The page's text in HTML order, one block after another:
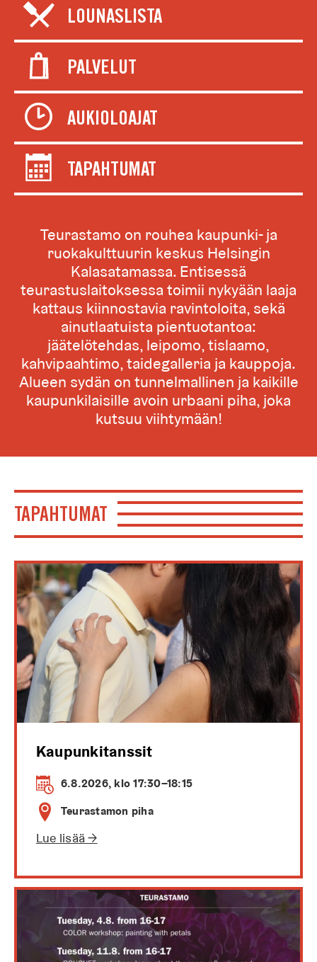
LOUNASLISTA
PALVELUT
AUKIOLOAJAT
TAPAHTUMAT
Teurastamo on rouhea kaupunki- ja
ruokakulttuurin keskus Helsingin
Kalasatamassa. Entisessä
teurastuslaitoksessa toimii nykyään laaja
kattaus kiinnostavia ravintoloita, sekä
ainutlaatuista pientuotantoa:
jäätelötehdas, leipomo, tislaamo,
kahvipaahtimo, taidegalleria ja kauppoja.
Alueen sydän on tunnelmallinen ja kaikille
kaupunkilaisille avoin urbaani piha, joka
kutsuu viihtymään!
TAPAHTUMAT
Kaupunkitanssit
6.8.2026, klo 17:30–18:15
Teurastamon piha
Lue lisää →